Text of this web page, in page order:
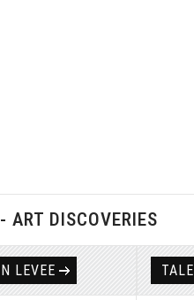
ART DISCOVERIES
LEVEE